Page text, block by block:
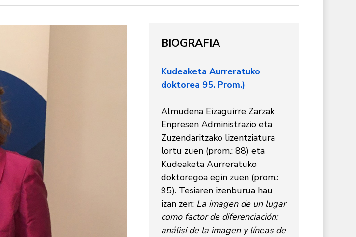
BIOGRAFIA
Kudeaketa Aurreratuko
doktorea 95. Prom.)
Almudena Eizaguirre Zarzak
Enpresen Administrazio eta
Zuzendaritzako lizentziatura
lortu zuen (prom.: 88) eta
Kudeaketa Aurreratuko
doktoregoa egin zuen (prom.:
95). Tesiaren izenburua hau
izan zen: La imagen de un lugar
como factor de diferenciación:
análisi de la imagen y líneas de